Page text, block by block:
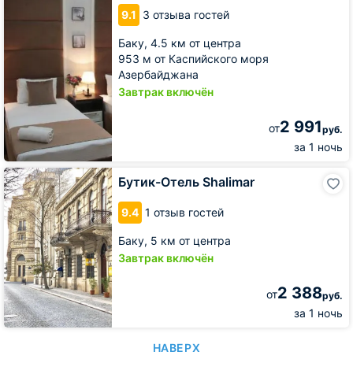
9.1 3 отзыва гостей
Баку, 4.5 км от центра
953 м от Каспийского моря
Азербайджана
Завтрак включён
от2 991руб.
за 1 ночь
Бутик-Отель Shalimar
9.4 1 отзыв гостей
Баку, 5 км от центра
Завтрак включён
от2 388руб.
за 1 ночь
Бутик-
Отель
Shalimar
НАВЕРХ